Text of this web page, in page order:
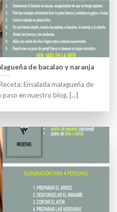
de bacalao y naranja
Ensalada malagueña de
en nuestro blog. [...]